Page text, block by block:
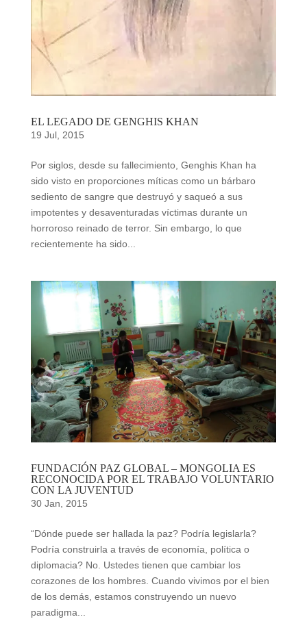
EL LEGADO DE GENGHIS KHAN
19 Jul, 2015
Por siglos, desde su fallecimiento, Genghis Khan ha
sido visto en proporciones míticas como un bárbaro
sediento de sangre que destruyó y saqueó a sus
impotentes y desaventuradas víctimas durante un
horroroso reinado de terror. Sin embargo, lo que
recientemente ha sido...
FUNDACIÓN PAZ GLOBAL – MONGOLIA ES
RECONOCIDA POR EL TRABAJO VOLUNTARIO
CON LA JUVENTUD
30 Jan, 2015
“Dónde puede ser hallada la paz? Podría legislarla?
Podría construirla a través de economía, política o
diplomacia? No. Ustedes tienen que cambiar los
corazones de los hombres. Cuando vivimos por el bien
de los demás, estamos construyendo un nuevo
paradigma...